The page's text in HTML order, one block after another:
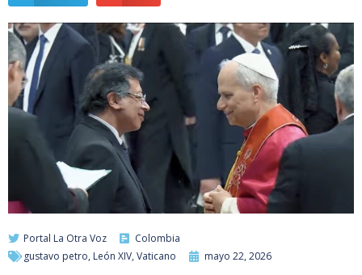
Portal La Otra Voz
Colombia
gustavo petro, León XIV, Vaticano mayo 22, 2026